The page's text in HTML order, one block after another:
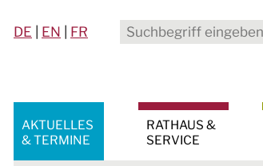
DE EN FR
AKTUELLES
& TERMINE
RATHAUS &
SERVICE